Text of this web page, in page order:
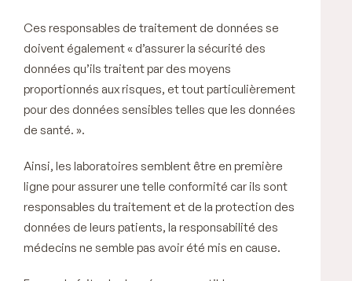
Ces responsables de traitement de données se
doivent également« d’assurer la sécurité des
données qu’ils traitent par des moyens
proportionnés aux risques, et tout particulièrement
pour des données sensibles telles que les données
de santé. ».
Ainsi, les laboratoires semblent être en première
ligne pour assurer une telle conformité car ils sont
responsables du traitement et de la protection des
données de leurs patients, la responsabilité des
médecins ne semble pas avoir été mis en cause.